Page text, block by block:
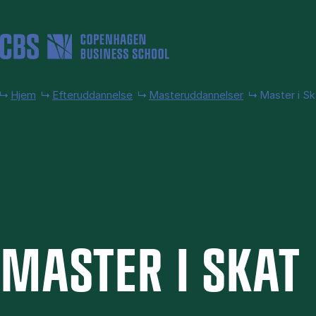
Hjem Efteruddannelse Masteruddannelser Master i
MA­STER I SKAT